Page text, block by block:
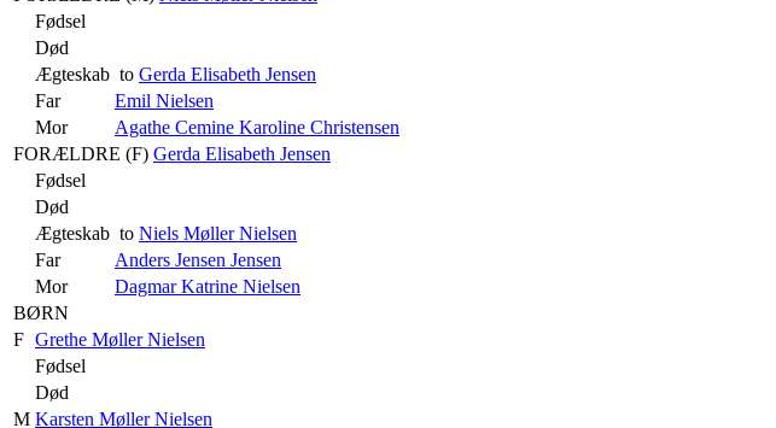
Fødsel
Død
Ægteskab to Gerda Elisabeth Jensen
Far
Emil Nielsen
Mor
Agathe Cemine Karoline Christensen
FORÆLDRE (F) Gerda Elisabeth Jensen
Fødsel
Død
Ægteskab to Niels Møller Nielsen
Far
Anders Jensen Jensen
Mor
Dagmar Katrine Nielsen
BØRN
F Grethe Møller Nielsen
Fødsel
Død
M Karsten Møller Nielsen